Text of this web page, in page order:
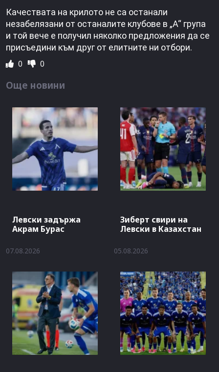
Качествата на крилото не са останали
незабелязани от останалите клубове в „А“ група
и той вече е получил няколко предложения да се
присъедини към друг от елитните ни отбори.
0 0
Още новини
Левски задържа
Акрам Бурас
07.08.2026
Зиберт свири на
Левски в Казахстан
05.08.2026